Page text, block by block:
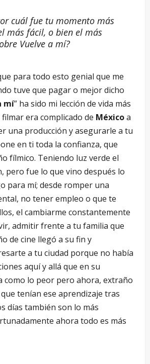
cuál fue tu momento más
más fácil, o bien el más
Vuelve a mí?
para todo esto genial que me
tuve que pagar o mejor dicho
mí” ha sido mi lección de vida más
era complicado de Méxicoa
una producción y asegurarle a tu
en ti toda la confianza, que
fílmico. Teniendo luz verde el
pero fue lo que vino después lo
para mí; desde romper una
no tener empleo o que te
el cambiarme constantemente
admitir frente a tu familia que
de cine llegó a su fin y
a tu ciudad porque no había
aquí y allá que en su
como lo peor pero ahora, extraño
tenían ese aprendizaje tras
días también son lo más
ahora todo es más